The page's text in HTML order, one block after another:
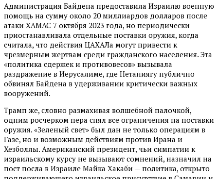
Администрация Байдена предоставила Израилю военную
помощь на сумму около 20 миллиардов долларов после
атаки ХАМАС 7 октября 2023 года, но периодически
приостанавливала отдельные поставки оружия, когда
считала, что действия ЦАХАЛа могут привести к
чрезмерным жертвам среди гражданского населения. Эта
«политика сдержек и противовесов» вызывала
раздражение в Иерусалиме, где Нетаниягу публично
обвинял Байдена в удерживании критически важных
вооружений.
Трамп же, словно размахивая волшебной палочкой,
одним росчерком пера снял все ограничения на поставки
оружия. «Зеленый свет» был дан не только операциям в
Газе, но и возможным действиям против Ирана и
Хезболлы. Американский президент, чьи симпатии к
израильскому курсу не вызывают сомнений, назначил на
пост посла в Израиле Майка Хакаби — политика, открыто